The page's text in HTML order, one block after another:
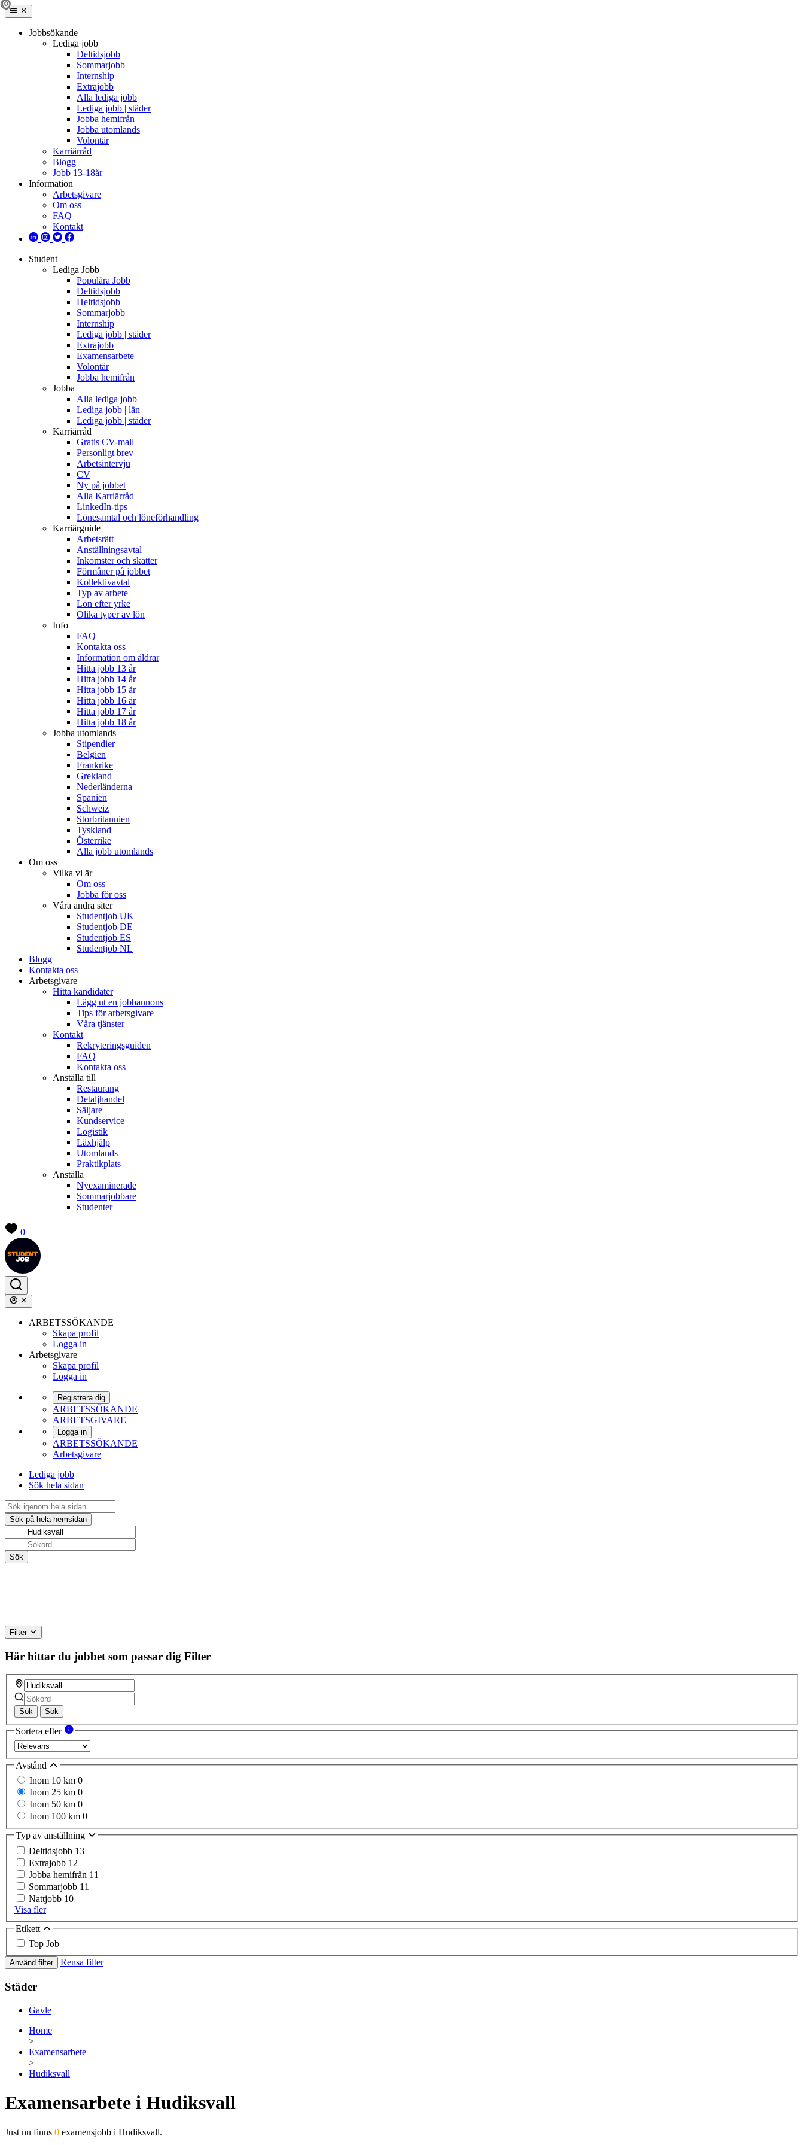
Jobbsökande
Lediga jobb
Deltidsjobb
Sommarjobb
Internship
Extrajobb
Alla lediga jobb
Lediga jobb | städer
Jobba hemifrån
Jobba utomlands
Volontär
Karriärråd
Blogg
Jobb 13-18år
Information
Arbetsgivare
Om oss
FAQ
Kontakt
Student
Lediga Jobb
Populära Jobb
Deltidsjobb
Heltidsjobb
Sommarjobb
Internship
Lediga jobb | städer
Extrajobb
Examensarbete
Volontär
Jobba hemifrån
Jobba
Alla lediga jobb
Lediga jobb | län
Lediga jobb | städer
Karriärråd
Gratis CV-mall
Personligt brev
Arbetsintervju
CV
Ny på jobbet
Alla Karriärråd
LinkedIn-tips
Lönesamtal och löneförhandling
Karriärguide
Arbetsrätt
Anställningsavtal
Inkomster och skatter
Förmåner på jobbet
Kollektivavtal
Typ av arbete
Lön efter yrke
Olika typer av lön
Info
FAQ
Kontakta oss
Information om åldrar
Hitta jobb 13 år
Hitta jobb 14 år
Hitta jobb 15 år
Hitta jobb 16 år
Hitta jobb 17 år
Hitta jobb 18 år
Jobba utomlands
Stipendier
Belgien
Frankrike
Grekland
Nederländerna
Spanien
Schweiz
Storbritannien
Tyskland
Österrike
Alla jobb utomlands
Om oss
Vilka vi är
Om oss
Jobba för oss
Våra andra siter
Studentjob UK
Studentjob DE
Studentjob ES
Studentjob NL
Blogg
Kontakta oss
Arbetsgivare
Hitta kandidater
Lägg ut en jobbannons
Tips för arbetsgivare
Våra tjänster
Kontakt
Rekryteringsguiden
FAQ
Kontakta oss
Anställa till
Restaurang
Detaljhandel
Säljare
Kundservice
Logistik
Läxhjälp
Utomlands
Praktikplats
Anställa
Nyexaminerade
Sommarjobbare
Studenter
0
ARBETSSÖKANDE
Skapa profil
Logga in
Arbetsgivare
Skapa profil
Logga in
Registrera dig
ARBETSSÖKANDE
ARBETSGIVARE
Logga in
ARBETSSÖKANDE
Arbetsgivare
Lediga jobb
Sök hela sidan
Filter
Här hittar du jobbet som passar dig Filter
Sök Sök
Sortera efter
Avstånd
Inom 10 km 0
Inom 25 km 0
Inom 50 km 0
Inom 100 km 0
Typ av anställning
Deltidsjobb 13
Extrajobb 12
Jobba hemifrån 11
Sommarjobb 11
Nattjobb 10
Visa fler
Etikett
Top Job
Använd filter Rensa filter
Städer
Gavle
Home
>
Examensarbete
>
Hudiksvall
Examensarbete i Hudiksvall
Just nu finns 0 examensjobb i Hudiksvall.